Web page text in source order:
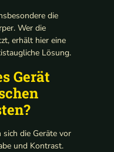
die
Wer die
erhält hier eine
Lösung.
Gerät
die Geräte vor
und Kontrast.